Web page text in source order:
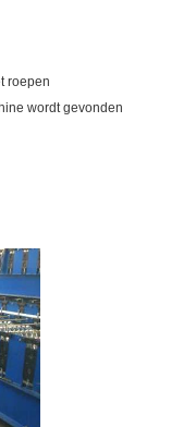
roepen
wordt gevonden